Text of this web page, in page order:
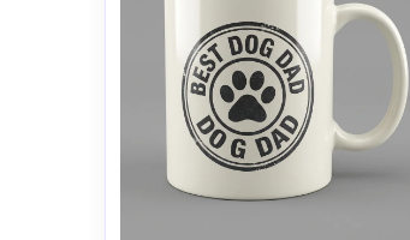
ombres naturelles-AR 4:5